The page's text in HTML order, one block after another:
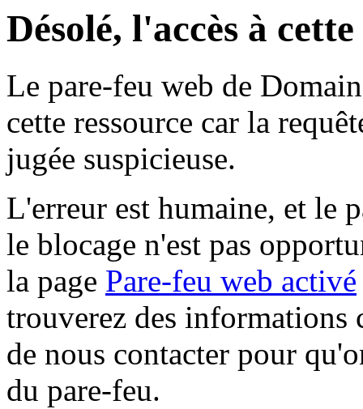
Désolé, l'accès à
Le pare-feu web de
cette ressource car la
jugée suspicieuse.
L'erreur est humaine, et le
le blocage n'est pas
la page Pare-feu web activé
trouverez des informations
de nous contacter pour
du pare-feu.